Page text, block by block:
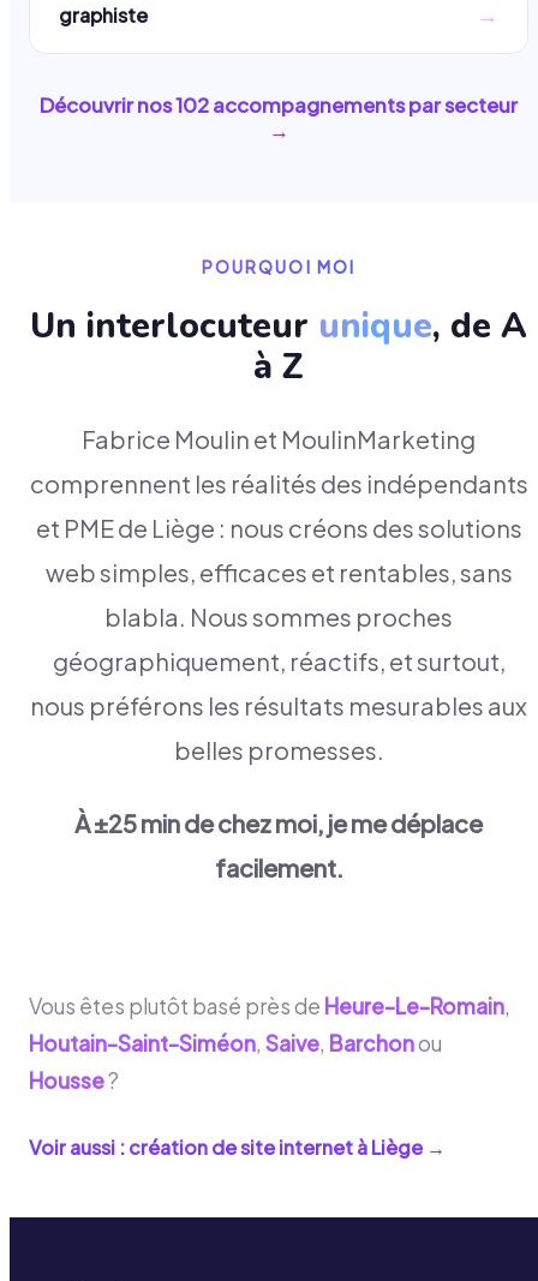
graphiste →
Découvrir nos102accompagnements par secteur
→
POURQUOI MOI
Un interlocuteur unique, de A
à Z
Fabrice Moulin et MoulinMarketing
comprennent les réalités des indépendants
et PME de Liège : nous créons des solutions
web simples, efficaces et rentables, sans
blabla. Nous sommes proches
géographiquement, réactifs, et surtout,
nous préférons les résultats mesurables aux
belles promesses.
À ±25 min de chez moi, je me déplace
facilement.
Vous êtes plutôt basé près de Heure-Le-Romain,
Houtain-Saint-Siméon, Saive, Barchonou
Housse?
Voir aussi : création de site internet àLiège→